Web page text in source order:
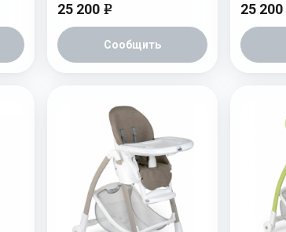
25 200 e
Сообщить
25 200